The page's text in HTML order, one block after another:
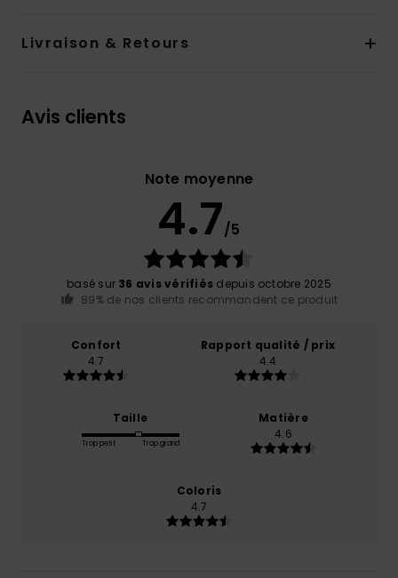
Livraison & Retours
Avis clients
Note moyenne
4.7/5
basé sur 36 avis vérifiés depuis octobre 2025
89% de nos clients recommandent ce produit
Confort
4.7
Rapport qualité / prix
4.4
Taille
Trop petit Trop grand
Matière
4.6
Coloris
4.7